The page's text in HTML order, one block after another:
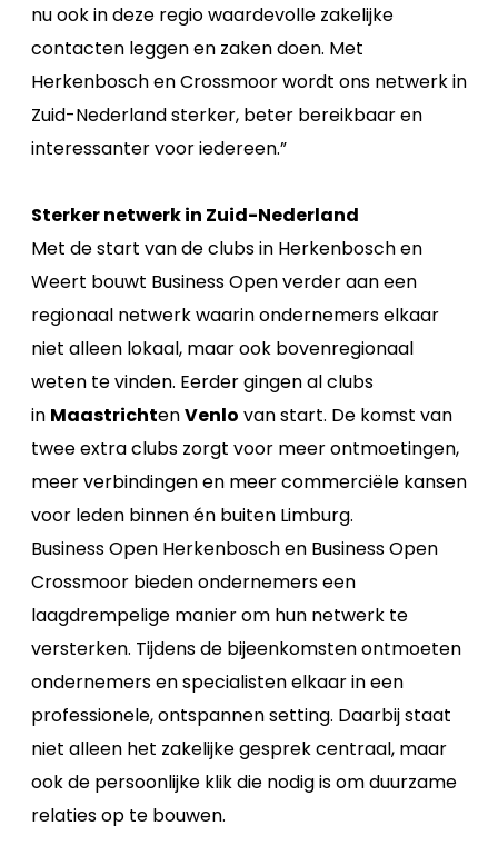
nu ook in deze regio waardevolle zakelijke
contacten leggen en zaken doen. Met
Herkenbosch en Crossmoor wordt ons netwerk in
Zuid-Nederland sterker, beter bereikbaar en
interessanter voor iedereen.”
Sterker netwerk in Zuid-Nederland
Met de start van de clubs in Herkenbosch en
Weert bouwt Business Open verder aan een
regionaal netwerk waarin ondernemers elkaar
niet alleen lokaal, maar ook bovenregionaal
weten te vinden. Eerder gingen al clubs
in MaastrichtenVenlo van start. De komst van
twee extra clubs zorgt voor meer ontmoetingen,
meer verbindingen en meer commerciële kansen
voor leden binnen én buiten Limburg.
Business Open Herkenbosch en Business Open
Crossmoor bieden ondernemers een
laagdrempelige manier om hun netwerk te
versterken. Tijdens de bijeenkomsten ontmoeten
ondernemers en specialisten elkaar in een
professionele, ontspannen setting. Daarbij staat
niet alleen het zakelijke gesprek centraal, maar
ook de persoonlijke klik die nodig is om duurzame
relaties op te bouwen.